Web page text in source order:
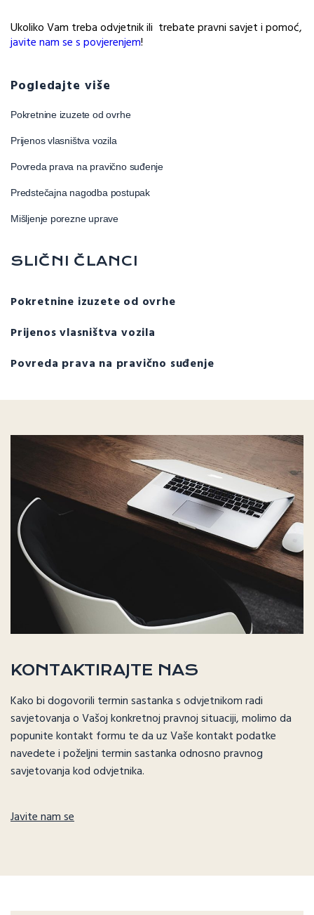
Ukoliko Vam treba odvjetnik ili trebate pravni savjet i pomoć,
javite nam se s povjerenjem!
Pogledajte više
Pokretnine izuzete od ovrhe
Prijenos vlasništva vozila
Povreda prava na pravično suđenje
Predstečajna nagodba postupak
Mišljenje porezne uprave
SLIČNI ČLANCI
Pokretnine izuzete od ovrhe
Prijenos vlasništva vozila
Povreda prava na pravično suđenje
KONTAKTIRAJTE NAS
Kako bi dogovorili termin sastanka s odvjetnikom radi
savjetovanja o Vašoj konkretnoj pravnoj situaciji, molimo da
popunite kontakt formu te da uz Vaše kontakt podatke
navedete i poželjni termin sastanka odnosno pravnog
savjetovanja kod odvjetnika.
Javite nam se